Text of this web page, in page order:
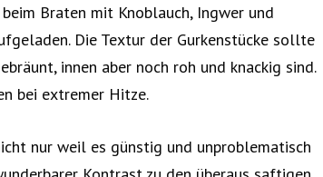
Braten mit Knoblauch, Ingwer und
Die Textur der Gurkenstücke sollte
innen aber noch roh und knackig sind.
bei extremer Hitze.
nur weil es günstig und unproblematisch